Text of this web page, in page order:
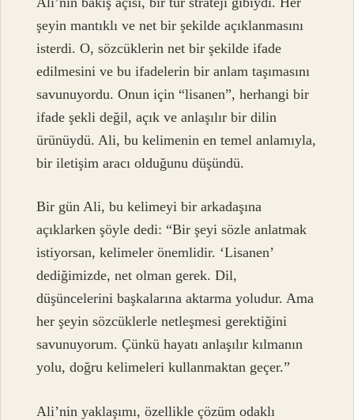
şeyin mantıklı ve net bir şekilde açıklanmasını
isterdi. O, sözcüklerin net bir şekilde ifade
edilmesini ve bu ifadelerin bir anlam taşımasını
savunuyordu. Onun için “lisanen”, herhangi bir
ifade şekli değil, açık ve anlaşılır bir dilin
ürünüydü. Ali, bu kelimenin en temel anlamıyla,
bir iletişim aracı olduğunu düşündü.
Bir gün Ali, bu kelimeyi bir arkadaşına
açıklarken şöyle dedi: “Bir şeyi sözle anlatmak
istiyorsan, kelimeler önemlidir. ‘Lisanen’
dediğimizde, net olman gerek. Dil,
düşüncelerini başkalarına aktarma yoludur. Ama
her şeyin sözcüklerle netleşmesi gerektiğini
savunuyorum. Çünkü hayatı anlaşılır kılmanın
yolu, doğru kelimeleri kullanmaktan geçer.”
Ali’nin yaklaşımı, özellikle çözüm odaklı